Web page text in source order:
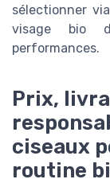
sélectionner
visage bio
performances.
Prix,
ciseaux
routine